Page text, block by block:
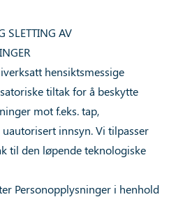
SLETTING AV
hensiktsmessige
tiltak for å beskytte
mot f.eks. tap,
innsyn. Vi tilpasser
til den løpende teknologiske
Personopplysninger i henhold